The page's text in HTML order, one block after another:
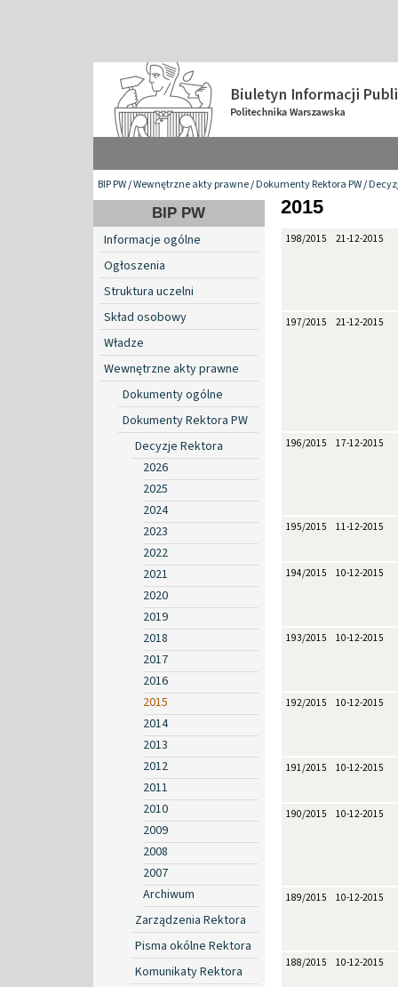
BIP PW/Wewnętrzne akty prawne/Dokumenty Rektora PW/
BIP PW
Informacje ogólne
Ogłoszenia
Struktura uczelni
Skład osobowy
Władze
Wewnętrzne akty prawne
Dokumenty ogólne
Dokumenty Rektora PW
Decyzje Rektora
2026
2025
2024
2023
2022
2021
2020
2019
2018
2017
2016
2015
2014
2013
2012
2011
2010
2009
2008
2007
Archiwum
Zarządzenia Rektora
Pisma okólne Rektora
Komunikaty Rektora
2015
198/2015 21-12-2015
197/2015 21-12-2015
196/2015 17-12-2015
195/2015 11-12-2015
194/2015 10-12-2015
193/2015 10-12-2015
192/2015 10-12-2015
191/2015 10-12-2015
190/2015 10-12-2015
189/2015 10-12-2015
188/2015 10-12-2015